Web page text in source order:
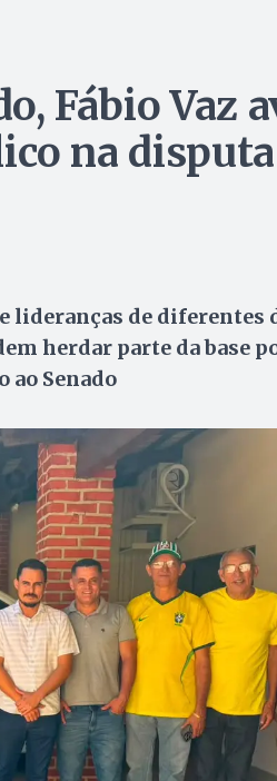
Fábio Vaz
na
lideranças de diferentes
herdar parte da base
Senado